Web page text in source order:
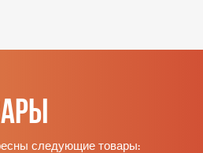
следующие товары: